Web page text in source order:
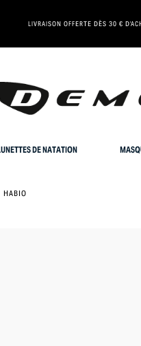
LIVRAISON OFFERTE DÈS 30 €
DE NATATION
HABIO